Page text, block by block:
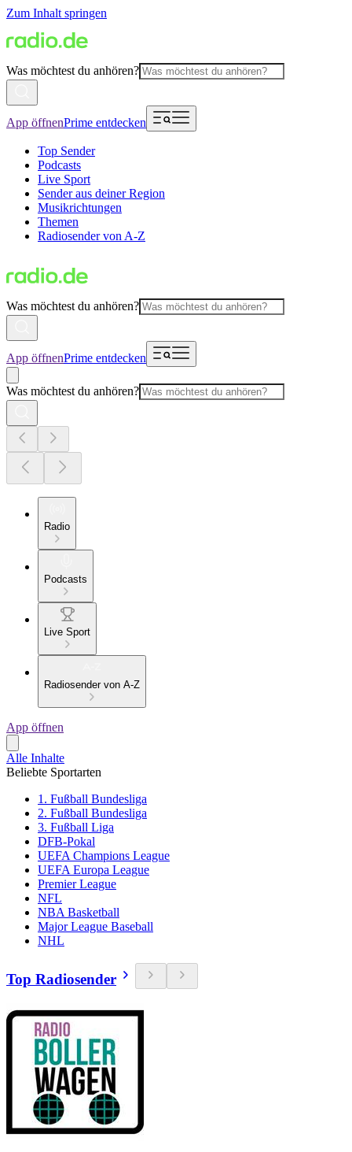
Zum Inhalt springen
Was möchtest du anhören?
App öffnenPrime entdecken
Top Sender
Podcasts
Live Sport
Sender aus deiner Region
Musikrichtungen
Themen
Radiosender von A-Z
Was möchtest du anhören?
App öffnenPrime entdecken
Was möchtest du anhören?
Radio
Podcasts
Live Sport
Radiosender von A-Z
App öffnen
Alle Inhalte
Beliebte Sportarten
1. Fußball Bundesliga
2. Fußball Bundesliga
3. Fußball Liga
DFB-Pokal
UEFA Champions League
UEFA Europa League
Premier League
NFL
NBA Basketball
Major League Baseball
NHL
Top Radiosender